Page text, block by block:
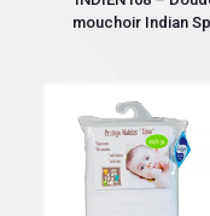
mouchoir Indian